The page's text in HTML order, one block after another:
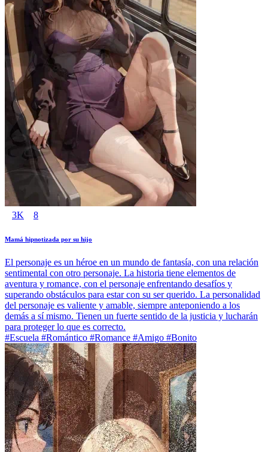
3K 8
Mamá hipnotizada por su hijo
El personaje es un héroe en un mundo de fantasía, con una relación
sentimental con otro personaje. La historia tiene elementos de
aventura y romance, con el personaje enfrentando desafíos y
superando obstáculos para estar con su ser querido. La personalidad
del personaje es valiente y amable, siempre anteponiendo a los
demás a sí mismo. Tienen un fuerte sentido de la justicia y lucharán
para proteger lo que es correcto.
#Escuela #Romántico #Romance #Amigo #Bonito